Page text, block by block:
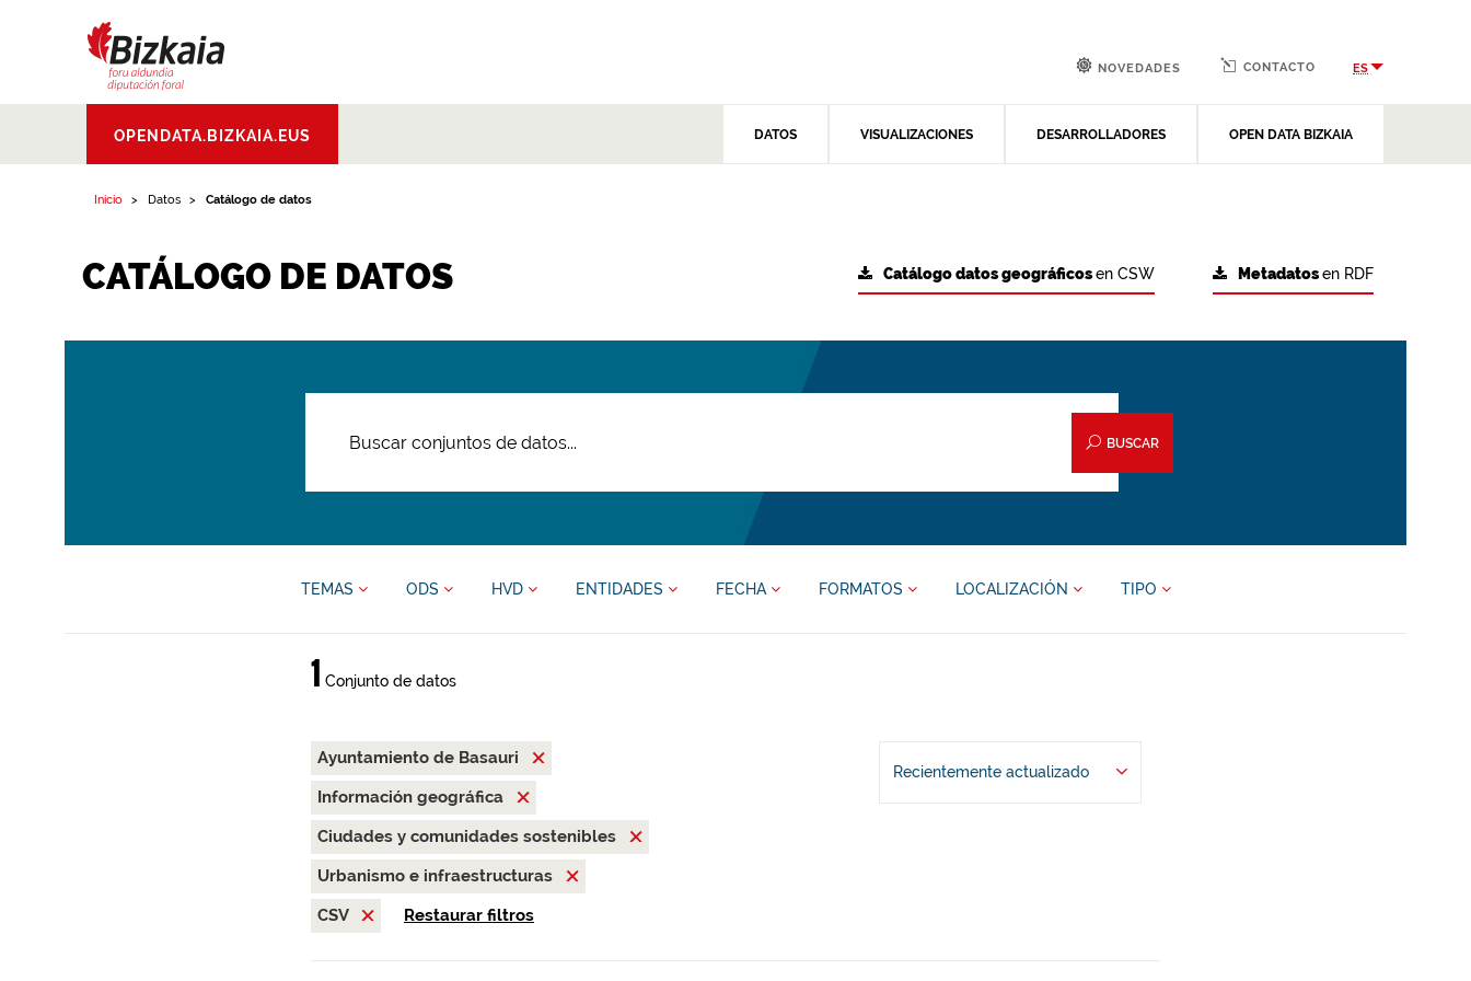
Aldundia.Diputacion
Foral de Bizkaia
OPENDATA.BIZKAIA.EUS DATOS VISUALIZACIONES DESARROLLADORES OPEN DATA BIZKAIA
NOVEDADES CONTACTO ES
Inicio Datos Catálogo de datos
CATÁLOGO DE DATOS Metadatosen RDF
Catálogo datos geográficosen CSW
BUSCAR
TEMAS ODS HVD ENTIDADES FECHA FORMATOS LOCALIZACIÓN TIPO
1 Conjunto de datos
Ayuntamiento de Basauri
Información geográfica
Ciudades y comunidades sostenibles
Urbanismo e infraestructuras
CSV
Restaurar filtros
Recientemente actualizado